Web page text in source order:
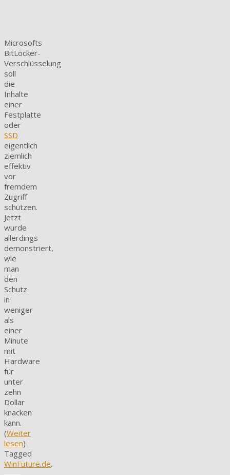
Microsofts
BitLocker-
Verschlüsselung
soll
die
Inhalte
einer
Festplatte
oder
SSD
eigentlich
ziemlich
effektiv
vor
fremdem
Zugriff
schützen.
Jetzt
wurde
allerdings
demonstriert,
wie
man
den
Schutz
in
weniger
als
einer
Minute
mit
Hardware
für
unter
zehn
Dollar
knacken
kann.
(Weiter
lesen)
Tagged
WinFuture.de.